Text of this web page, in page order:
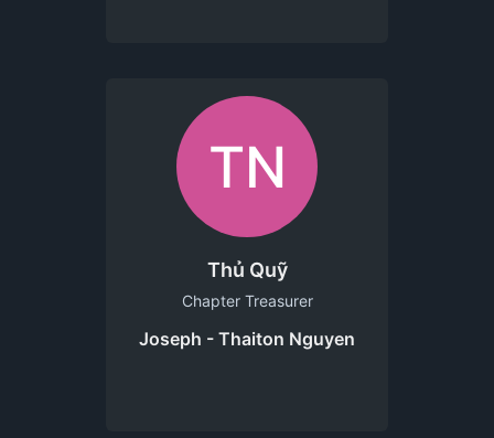
TN
Thủ Quỹ
Chapter Treasurer
Joseph - Thaiton Nguyen